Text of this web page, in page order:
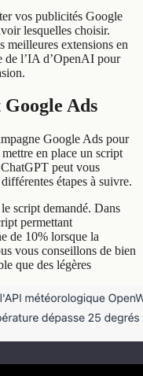
vos publicités Google
lesquelles choisir.
meilleures extensions en
de l’IA d’OpenAI pour
Ads
Google Ads pour
en place un script
peut vous
étapes à suivre.
script demandé. Dans
permettant
de 10% lorsque la
vous conseillons de bien
que des légères